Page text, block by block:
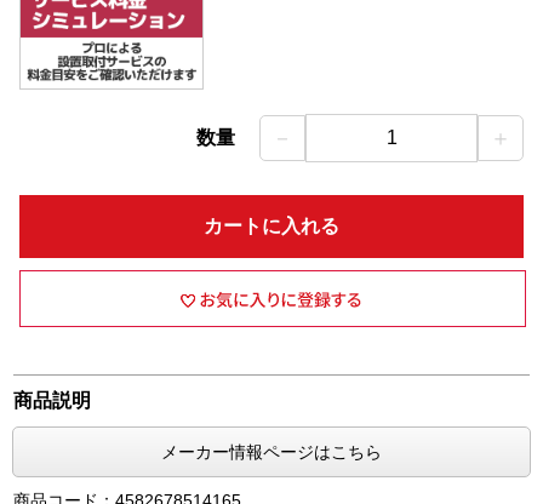
数量 － 1 ＋
カートに入れる
商品説明
メーカー情報ページはこちら
商品コード：4582678514165